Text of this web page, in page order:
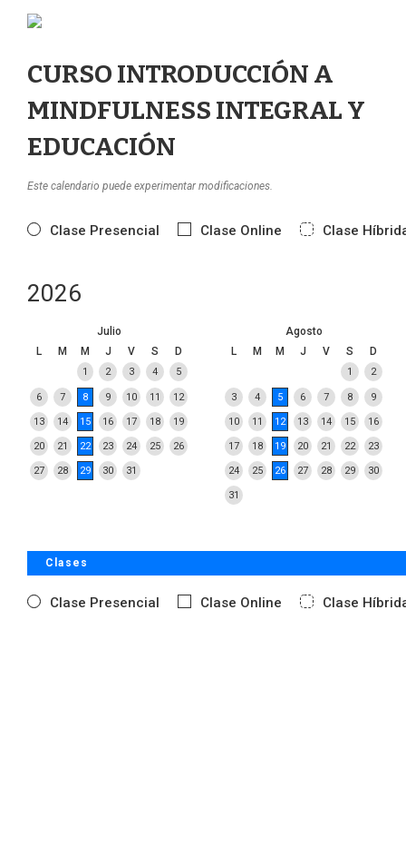
CURSO INTRODUCCIÓN A
MINDFULNESS INTEGRAL Y
EDUCACIÓN
Este calendario puede experimentar modificaciones.
Clase Presencial Clase Online Clase
2026
Julio
L
M M J V S D
1 2 3 4 5
6 7 8 9 10 11 12
13 14 15 16 17 18 19
20 21 22 23 24 25 26
27 28 29 30 31
Agosto
L
M M J V S D
1 2
3 4 5 6 7 8 9
10 11 12 13 14 15 16
17 18 19 20 21 22 23
24 25 26 27 28 29 30
31
Clases
Clase Presencial Clase Online Clase